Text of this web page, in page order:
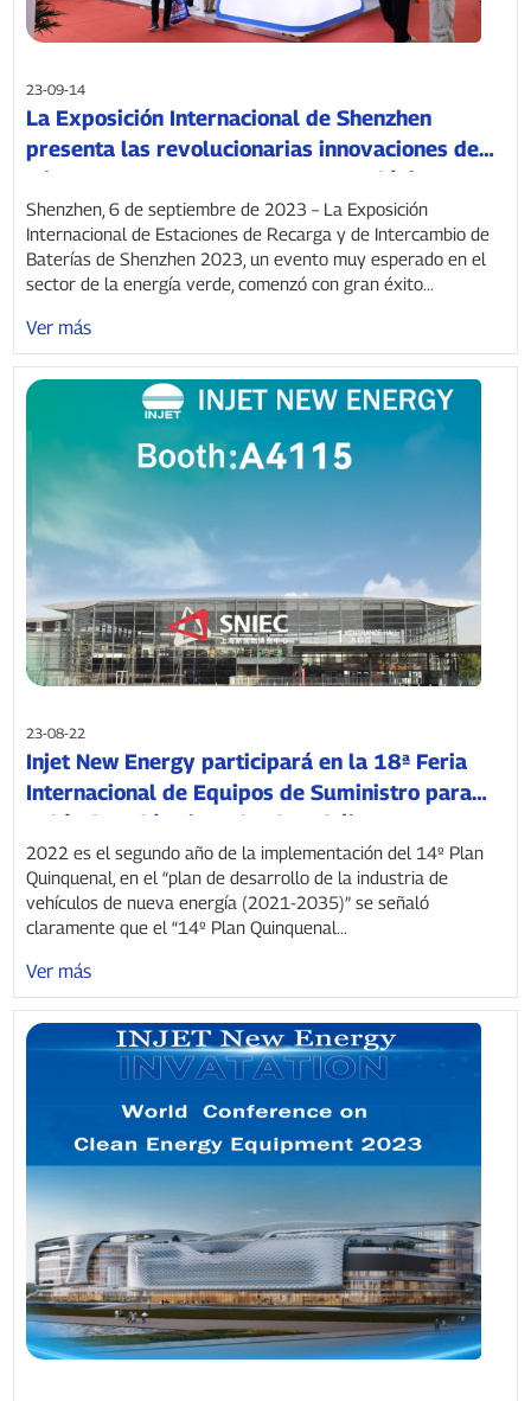
23-09-14
La Exposición Internacional de Shenzhen
presenta las revolucionarias innovaciones de
Injet New Energy en transporte ecológico.
Shenzhen, 6 de septiembre de 2023 – La Exposición
Internacional de Estaciones de Recarga y de Intercambio de
Baterías de Shenzhen 2023, un evento muy esperado en el
sector de la energía verde, comenzó con gran éxito...
Ver más
23-08-22
Injet New Energy participará en la 18ª Feria
Internacional de Equipos de Suministro para
Vehículos Eléctricos de Shanghái.
2022 es el segundo año de la implementación del 14º Plan
Quinquenal, en el “plan de desarrollo de la industria de
vehículos de nueva energía (2021-2035)” se señaló
claramente que el “14º Plan Quinquenal...
Ver más